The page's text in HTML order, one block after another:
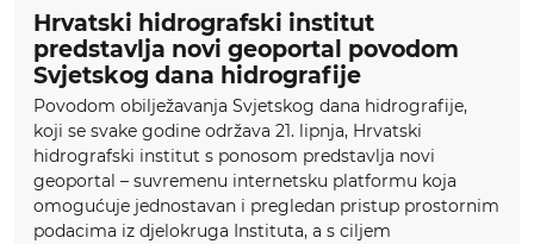
Hrvatski hidrografski institut
predstavlja novi geoportal povodom
Svjetskog dana hidrografije
Povodom obilježavanja Svjetskog dana hidrografije,
koji se svake godine održava 21. lipnja, Hrvatski
hidrografski institut s ponosom predstavlja novi
geoportal – suvremenu internetsku platformu koja
omogućuje jednostavan i pregledan pristup prostornim
podacima iz djelokruga Instituta, a s ciljem